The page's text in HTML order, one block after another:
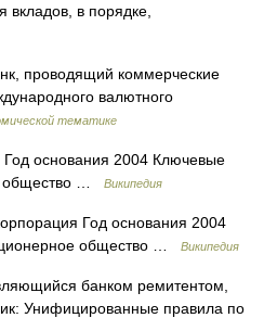
вкладов, в порядке,
проводящий коммерческие
валютного
тематике
основания 2004 Ключевые
общество …
Википедия
Год основания 2004
общество …
Википедия
банком ремитентом,
Унифицированные правила по